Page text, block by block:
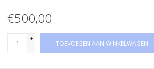
€500,00
+
-
TOEVOEGEN AAN WINKELWAGEN